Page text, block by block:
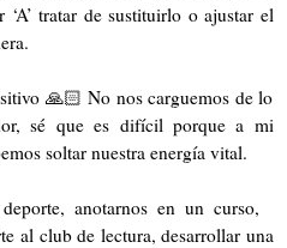
tratar de sustituirlo o ajustar el
🙏🏻 No nos carguemos de lo
sé que es difícil porque a mi
soltar nuestra energía vital.
anotarnos en un curso,
al club de lectura, desarrollar una